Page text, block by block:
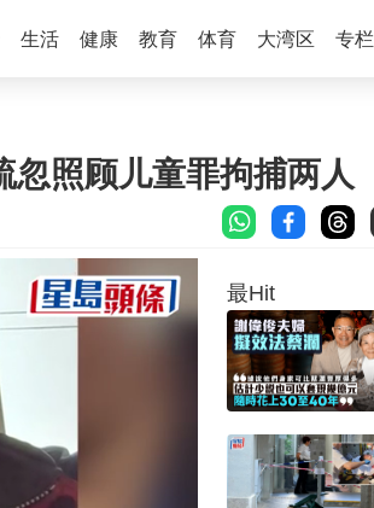
生活 健康 教育 体育 大湾区 专栏
照顾儿童罪拘捕两人
最Hit